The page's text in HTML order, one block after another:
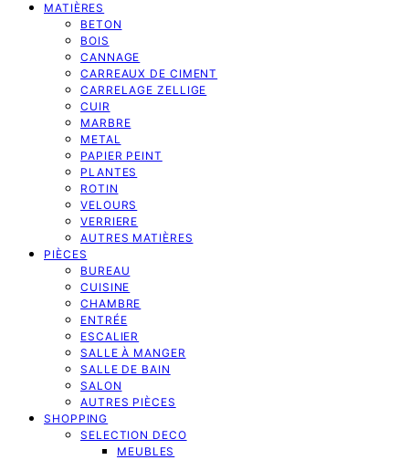
MATIÈRES
BETON
BOIS
CANNAGE
CARREAUX DE CIMENT
CARRELAGE ZELLIGE
CUIR
MARBRE
METAL
PAPIER PEINT
PLANTES
ROTIN
VELOURS
VERRIERE
AUTRES MATIÈRES
PIÈCES
BUREAU
CUISINE
CHAMBRE
ENTRÉE
ESCALIER
SALLE À MANGER
SALLE DE BAIN
SALON
AUTRES PIÈCES
SHOPPING
SELECTION DECO
MEUBLES